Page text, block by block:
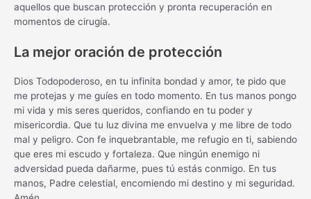
aquellos que buscan protección y pronta recuperación en
momentos de cirugía.
La mejor oración de protección
Dios Todopoderoso, en tu infinita bondad y amor, te pido que
me protejas y me guíes en todo momento. En tus manos pongo
mi vida y mis seres queridos, confiando en tu poder y
misericordia. Que tu luz divina me envuelva y me libre de todo
mal y peligro. Con fe inquebrantable, me refugio en ti, sabiendo
que eres mi escudo y fortaleza. Que ningún enemigo ni
adversidad pueda dañarme, pues tú estás conmigo. En tus
manos, Padre celestial, encomiendo mi destino y mi seguridad.